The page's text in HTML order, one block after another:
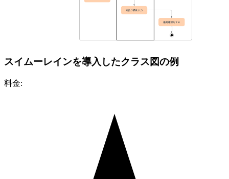
スイムーレインを導入したクラス図の例
料金: